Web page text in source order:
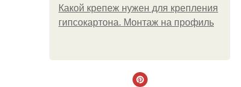
Какой крепеж нужен для крепления
гипсокартона. Монтаж на профиль